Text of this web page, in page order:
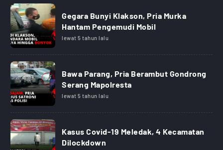
Gegara Bunyi Klakson, Pria Murka
Hantam Pengemudi Mobil
lewat 5 tahun lalu
Bawa Parang, Pria Berambut Gondrong
Serang Mapolresta
lewat 5 tahun lalu
Kasus Covid-19 Meledak, 4 Kecamatan
Dilockdown